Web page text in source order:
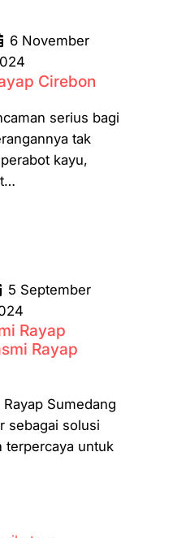
6 November
Cirebon
serius bagi
tak
kayu,
5 September
Rayap
Rayap
Sumedang
sebagai solusi
terpercaya untuk